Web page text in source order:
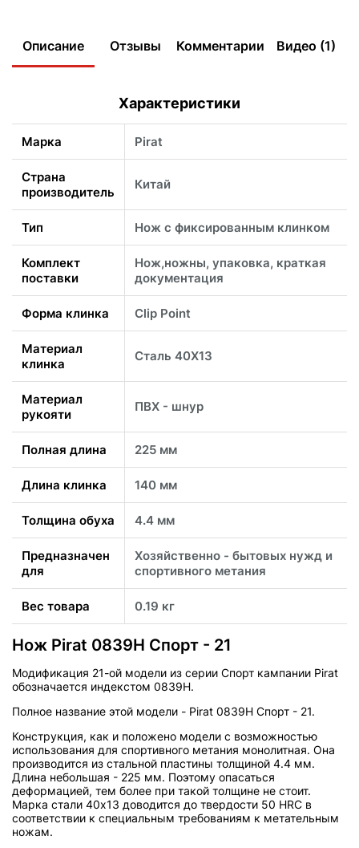
Описание Отзывы Комментарии Видео (1)
Характеристики
Марка Pirat
Страна
производитель
Китай
Тип Нож с фиксированным клинком
Комплект
поставки
Нож,ножны, упаковка, краткая
документация
Форма клинка Clip Point
Материал
клинка
Сталь 40Х13
Материал
рукояти
ПВХ - шнур
Полная длина 225 мм
Длина клинка 140 мм
Толщина обуха 4.4 мм
Предназначен
для
Хозяйственно - бытовых нужд и
спортивного метания
Вес товара 0.19 кг
Нож Pirat 0839H Спорт - 21
Модификация 21-ой модели из серии Спорт кампании Pirat
обозначается индекстом 0839H.
Полное название этой модели - Pirat 0839H Спорт - 21.
Конструкция, как и положено модели с возможностью
использования для спортивного метания монолитная. Она
производится из стальной пластины толщиной 4.4 мм.
Длина небольшая - 225 мм. Поэтому опасаться
деформацией, тем более при такой толщине не стоит.
Марка стали 40х13 доводится до твердости 50 HRC в
соответствии к специальным требованиям к метательным
ножам.